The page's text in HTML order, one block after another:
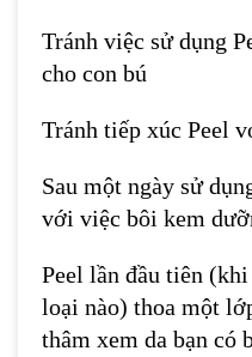
Tránh việc sử dụng
cho con bú
Tránh tiếp xúc Peel
Sau một ngày sử
với việc bôi kem
Peel lần đầu tiên
loại nào) thoa một
thâm xem da bạn có